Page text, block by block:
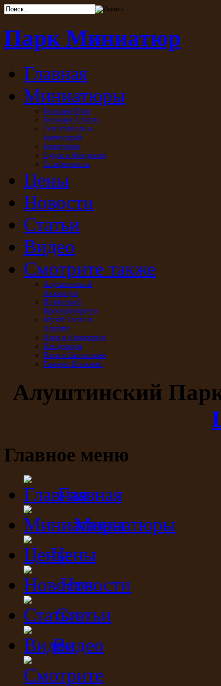
Парк Миниатюр
Главная
Миниатюры
Большая Ялта
Большая Алушта
Севастополь и
Бахчисарай
Евпатория
Судак и Феодосия
Симферополь
Цены
Новости
Статьи
Видео
Смотрите также
Алуштинский
Аквариум
Ялтинский
Крокодиляриум
Музей Тесла в
Алуште
Парк в Евпатории
Пандориум
Парк в Бахчисарае
Галерея Иллюзий
Алуштинский
Главное меню
Главная
Миниатюры
Цены
Новости
Статьи
Видео